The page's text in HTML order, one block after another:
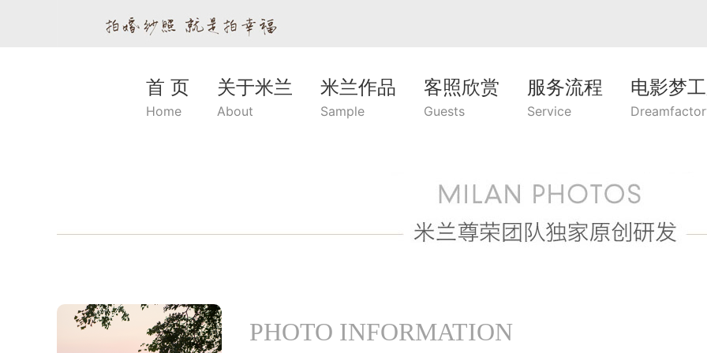
首 页
Home
关于米兰
About
米兰作品
Sample
客照欣赏
Guests
服务流程
Service
电影梦
PHOTO INFORMATION